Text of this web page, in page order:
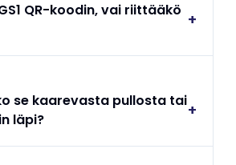
QR-koodin, vai riittääkö +
se kaarevasta pullosta tai
läpi?
+